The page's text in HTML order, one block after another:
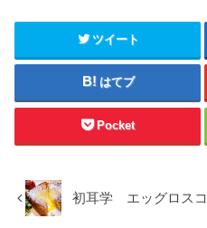
ツイート
はてブ
Pocket
初耳学 エッグロス